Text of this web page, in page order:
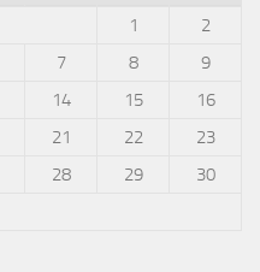
1
2
7 8
9
14 15
16
21 22
23
28 29
30